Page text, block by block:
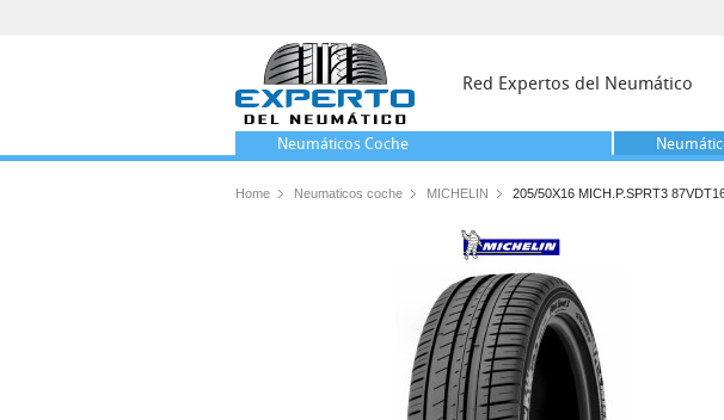
Red Expertos del Neumático
Neumáticos Coche
Home Neumaticos coche MICHELIN 205/50X16 MICH.P.SPRT3